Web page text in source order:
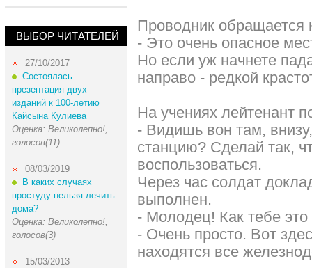
ВЫБОР ЧИТАТЕЛЕЙ
27/10/2017
Состоялась
презентация двух
изданий к 100-летию
Кайсына Кулиева
Оценка: Великолепно!,
голосов(11)
08/03/2019
В каких случаях
простуду нельзя лечить
дома?
Оценка: Великолепно!,
голосов(3)
15/03/2013
Проводник обращается
- Это очень опасное
Но если уж начнете
направо - редкой
На учениях лейтенант
- Видишь вон там,
станцию? Сделай так,
воспользоваться.
Через час солдат
выполнен.
- Молодец! Как тебе это
- Очень просто. Вот
находятся все